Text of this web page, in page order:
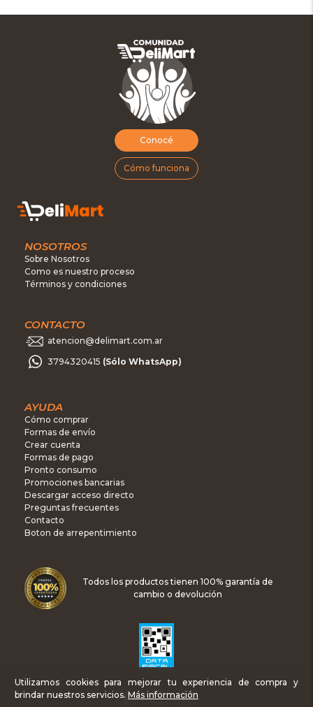
Conocé
Cómo funciona
NOSOTROS
Sobre Nosotros
Como es nuestro proceso
Términos y condiciones
CONTACTO
atencion@delimart.com.ar
3794320415 (Sólo WhatsApp)
AYUDA
Cómo comprar
Formas de envío
Crear cuenta
Formas de pago
Pronto consumo
Promociones bancarias
Descargar acceso directo
Preguntas frecuentes
Contacto
Boton de arrepentimiento
Todos los productos tienen 100% garantía de
cambio o devolución
Utilizamos cookies para mejorar tu experiencia de compra y
brindar nuestros servicios. Más información